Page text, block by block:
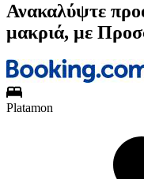
Ανακαλύψτε
μακριά, με
Platamon